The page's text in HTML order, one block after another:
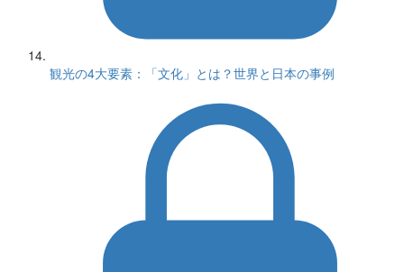
観光の4大要素：「文化」とは？世界と日本の事例